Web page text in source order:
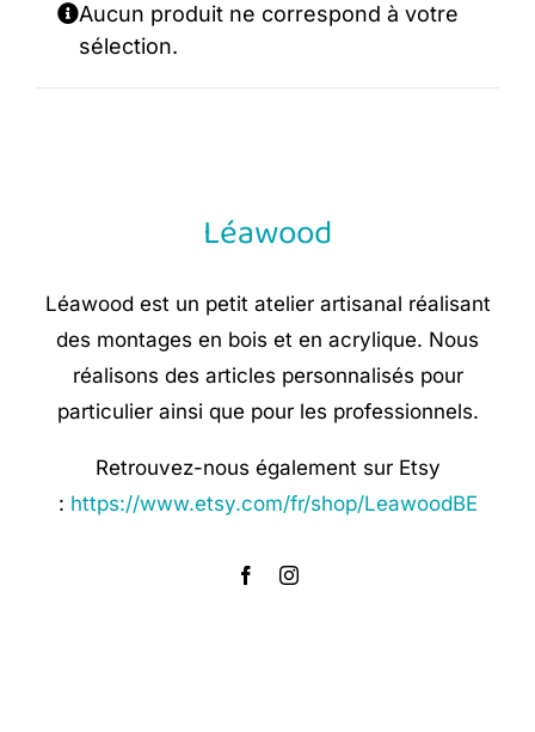
Aucun produit ne correspond à votre
sélection.
Léawood
Léawood est un petit atelier artisanal réalisant
des montages en bois et en acrylique. Nous
réalisons des articles personnalisés pour
particulier ainsi que pour les professionnels.
Retrouvez-nous également sur Etsy
: https://www.etsy.com/fr/shop/LeawoodBE